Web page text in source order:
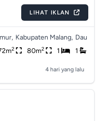
LIHAT IKLAN
Kabupaten Malang, Dau
2 80m2 1 1
4 hari yang lalu